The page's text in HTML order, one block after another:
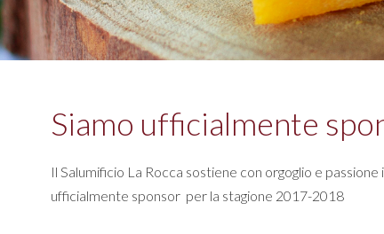
Siamo ufficialmente
Il Salumificio La Rocca sostiene con orgoglio e passione
ufficialmente sponsor per la stagione 2017-2018